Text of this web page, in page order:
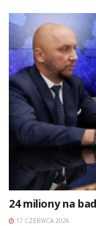
24 miliony na
17 CZERWCA 2026